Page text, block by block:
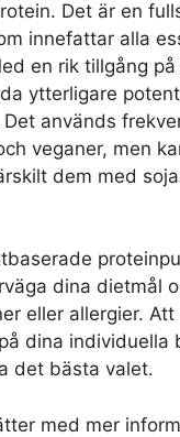
Det är en
innefattar alla
en rik tillgång
ytterligare
används
veganer, men
dem med
dina dietmål
eller allergier. Att
dina individuella
det bästa valet.
med mer